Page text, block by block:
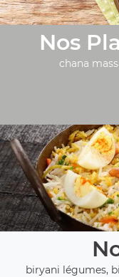
Nos
chana
biryani légumes,